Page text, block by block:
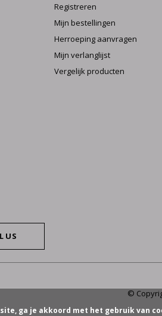
Registreren
Mijn bestellingen
Herroeping aanvragen
Mijn verlanglijst
Vergelijk producten
US
©
ga je akkoord met het gebruik van